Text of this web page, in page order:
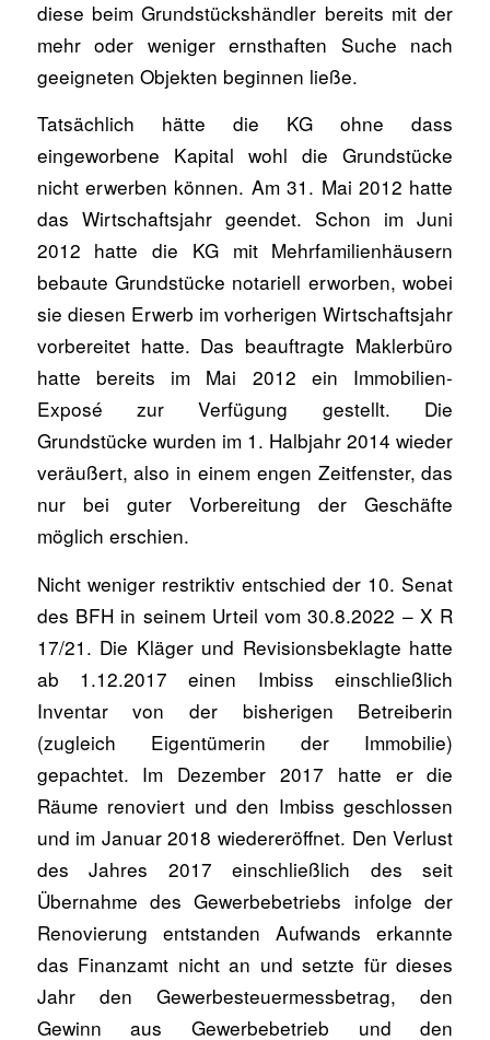
diese beim Grundstückshändler bereits mit der
mehr oder weniger ernsthaften Suche nach
geeigneten Objekten beginnen ließe.
Tatsächlich hätte die KG ohne dass
eingeworbene Kapital wohl die Grundstücke
nicht erwerben können. Am 31. Mai 2012 hatte
das Wirtschaftsjahr geendet. Schon im Juni
2012 hatte die KG mit Mehrfamilienhäusern
bebaute Grundstücke notariell erworben, wobei
sie diesen Erwerb im vorherigen Wirtschaftsjahr
vorbereitet hatte. Das beauftragte Maklerbüro
hatte bereits im Mai 2012 ein Immobilien-
Exposé zur Verfügung gestellt. Die
Grundstücke wurden im 1. Halbjahr 2014 wieder
veräußert, also in einem engen Zeitfenster, das
nur bei guter Vorbereitung der Geschäfte
möglich erschien.
Nicht weniger restriktiv entschied der 10. Senat
des BFH in seinem Urteil vom 30.8.2022 – X R
17/21. Die Kläger und Revisionsbeklagte hatte
ab 1.12.2017 einen Imbiss einschließlich
Inventar von der bisherigen Betreiberin
(zugleich Eigentümerin der Immobilie)
gepachtet. Im Dezember 2017 hatte er die
Räume renoviert und den Imbiss geschlossen
und im Januar 2018 wiedereröffnet. Den Verlust
des Jahres 2017 einschließlich des seit
Übernahme des Gewerbebetriebs infolge der
Renovierung entstanden Aufwands erkannte
das Finanzamt nicht an und setzte für dieses
Jahr den Gewerbesteuermessbetrag, den
Gewinn aus Gewerbebetrieb und den